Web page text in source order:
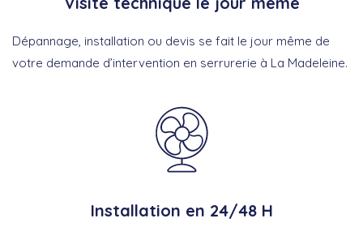
Dépannage, installation ou devis se fait le jour même de
votre demande d’intervention en serrurerie à La Madeleine.
Installation en 24/48 H